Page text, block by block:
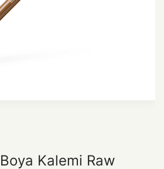
Kalemi Raw